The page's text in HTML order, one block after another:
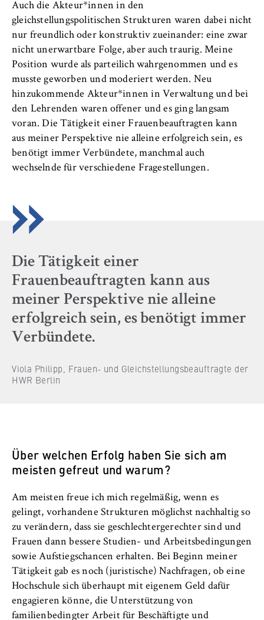
Auch die Akteur*innen in den
gleichstellungspolitischen Strukturen waren dabei nicht
nur freundlich oder konstruktiv zueinander: eine zwar
nicht unerwartbare Folge, aber auch traurig. Meine
Position wurde als parteilich wahrgenommen und es
musste geworben und moderiert werden. Neu
hinzukommende Akteur*innen in Verwaltung und bei
den Lehrenden waren offener und es ging langsam
voran. Die Tätigkeit einer Frauenbeauftragten kann
aus meiner Perspektive nie alleine erfolgreich sein, es
benötigt immer Verbündete, manchmal auch
wechselnde für verschiedene Fragestellungen.
Die Tätigkeit einer
Frauenbeauftragten kann aus
meiner Perspektive nie alleine
erfolgreich sein, es benötigt immer
Verbündete.
Viola Philipp, Frauen- und Gleichstellungsbeauftragte der
HWR Berlin
Über welchen Erfolg haben Sie sich am
meisten gefreut und warum?
Am meisten freue ich mich regelmäßig, wenn es
gelingt, vorhandene Strukturen möglichst nachhaltig so
zu verändern, dass sie geschlechtergerechter sind und
Frauen dann bessere Studien- und Arbeitsbedingungen
sowie Aufstiegschancen erhalten. Bei Beginn meiner
Tätigkeit gab es noch (juristische) Nachfragen, ob eine
Hochschule sich überhaupt mit eigenem Geld dafür
engagieren könne, die Unterstützung von
familienbedingter Arbeit für Beschäftigte und